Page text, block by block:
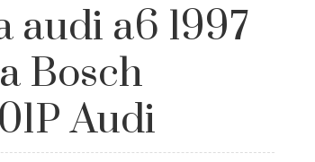
audi a6 1997
Bosch
Audi